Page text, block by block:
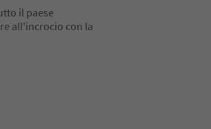
il paese
all'incrocio con la